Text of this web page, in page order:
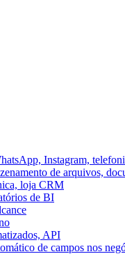
Instagram,
de arquivos,
loja CRM
de BI
API
de campos nos